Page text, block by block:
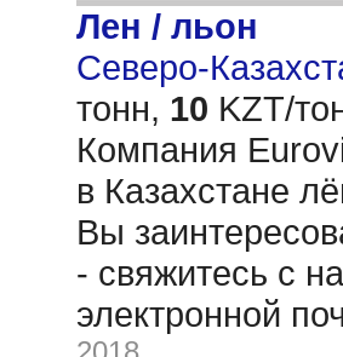
Лен / льон
Северо-
тонн, 10 KZT/
Компания
в Казахстане
Вы
- свяжитесь с
электронной